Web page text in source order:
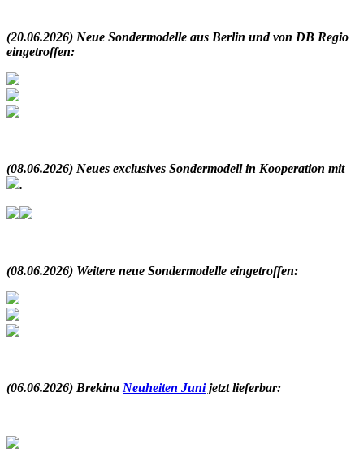
(20.06.2026) Neue Sondermodelle aus Berlin und von DB Regio
eingetroffen:
(08.06.2026) Neues exclusives Sondermodell in Kooperation mit
.
(08.06.2026) Weitere neue Sondermodelle eingetroffen:
(06.06.2026) Brekina Neuheiten Juni jetzt lieferbar: